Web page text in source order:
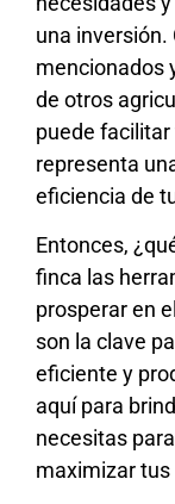
una
mencionados
de otros
puede
representa
eficiencia de
Entonces,
finca las
prosperar en
son la clave
eficiente y
aquí para
necesitas
maximizar